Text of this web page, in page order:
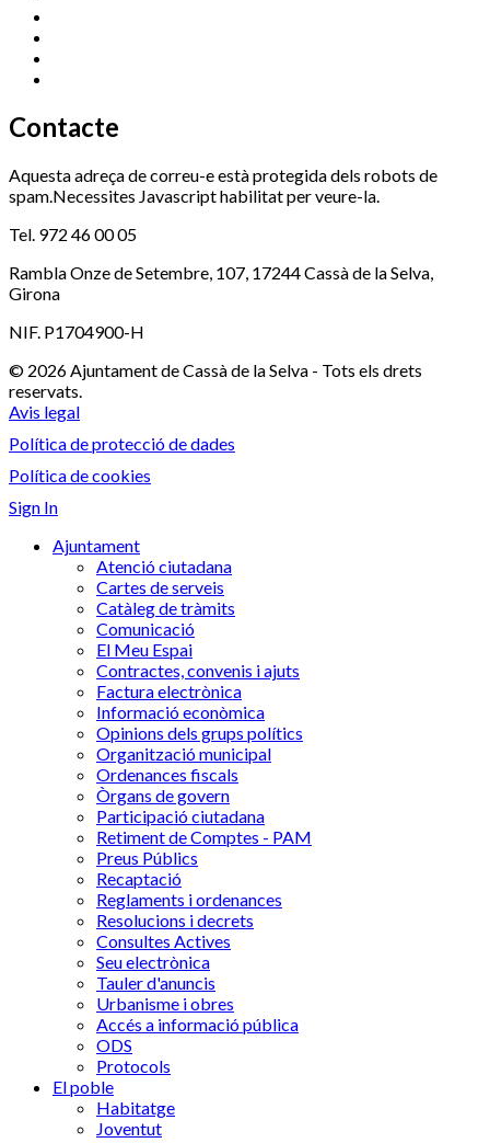
Contacte
Aquesta adreça de correu-e està protegida dels robots de
spam.Necessites Javascript habilitat per veure-la.
Tel. 972 46 00 05
Rambla Onze de Setembre, 107, 17244 Cassà de la Selva,
Girona
NIF. P1704900-H
© 2026 Ajuntament de Cassà de la Selva - Tots els drets
reservats.
Avis legal
Política de protecció de dades
Política de cookies
Sign In
Ajuntament
Atenció ciutadana
Cartes de serveis
Catàleg de tràmits
Comunicació
El Meu Espai
Contractes, convenis i ajuts
Factura electrònica
Informació econòmica
Opinions dels grups polítics
Organització municipal
Ordenances fiscals
Òrgans de govern
Participació ciutadana
Retiment de Comptes - PAM
Preus Públics
Recaptació
Reglaments i ordenances
Resolucions i decrets
Consultes Actives
Seu electrònica
Tauler d'anuncis
Urbanisme i obres
Accés a informació pública
ODS
Protocols
El poble
Habitatge
Joventut